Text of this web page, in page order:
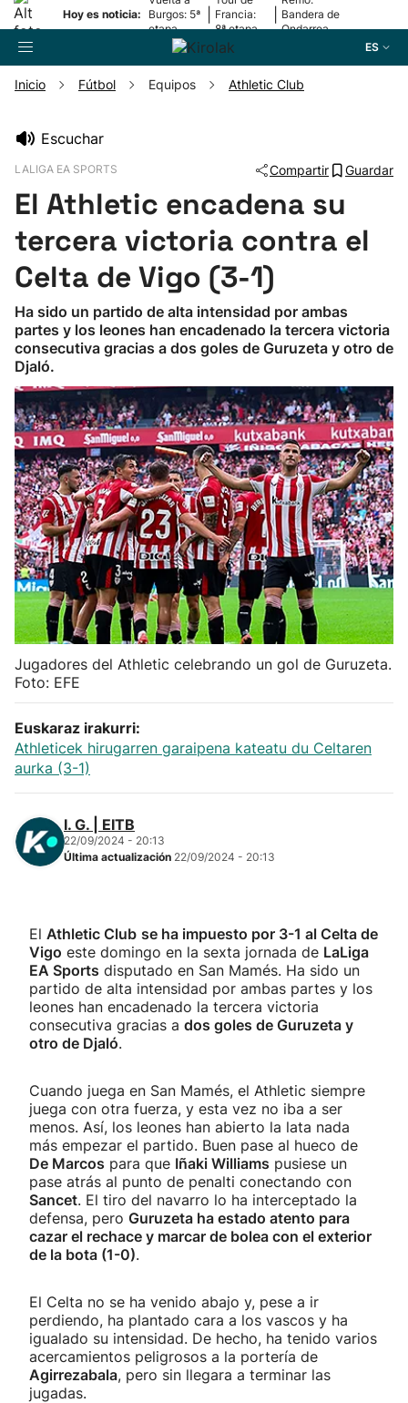
Hoy es noticia:
Burgos: 5ª
etapa
Francia:
8ª etapa
Bandera de
Ondarroa
ES
Pelota
Remo
Baloncesto
Ciclismo
Herri-kirolak
Balonmano
Kirolak 360
Atletismo
Carreras de montaña
Más deportes
"Helmuga"
Inicio Fútbol Equipos Athletic Club
Escuchar
LALIGA EA SPORTS Compartir Guardar
El Athletic encadena su
tercera victoria contra el
Celta de Vigo (3-1)
Ha sido un partido de alta intensidad por ambas
partes y los leones han encadenado la tercera victoria
consecutiva gracias a dos goles de Guruzeta y otro de
Djaló.
Jugadores del Athletic celebrando un gol de Guruzeta.
Foto: EFE
Euskaraz irakurri:
Athleticek hirugarren garaipena kateatu du Celtaren
aurka (3-1)
I. G. | EITB
22/09/2024 - 20:13
Última actualización 22/09/2024 - 20:13
El Athletic Club se ha impuesto por 3-1 al Celta de
Vigo este domingo en la sexta jornada de LaLiga
EA Sports disputado en San Mamés. Ha sido un
partido de alta intensidad por ambas partes y los
leones han encadenado la tercera victoria
consecutiva gracias a dos goles de Guruzeta y
otro de Djaló.
Cuando juega en San Mamés, el Athletic siempre
juega con otra fuerza, y esta vez no iba a ser
menos. Así, los leones han abierto la lata nada
más empezar el partido. Buen pase al hueco de
De Marcos para que Iñaki Williams pusiese un
pase atrás al punto de penalti conectando con
Sancet. El tiro del navarro lo ha interceptado la
defensa, pero Guruzeta ha estado atento para
cazar el rechace y marcar de bolea con el exterior
de la bota (1-0).
El Celta no se ha venido abajo y, pese a ir
perdiendo, ha plantado cara a los vascos y ha
igualado su intensidad. De hecho, ha tenido varios
acercamientos peligrosos a la portería de
Agirrezabala, pero sin llegara a terminar las
jugadas.